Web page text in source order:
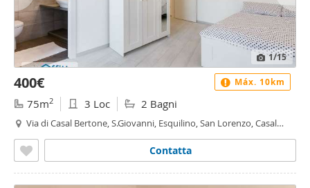
1/15
400€
75m2 3 Loc 2 Bagni
Via di Casal Bertone, S.Giovanni, Esquilino, San Lorenzo, Casal
Contatta
Máx. 10km